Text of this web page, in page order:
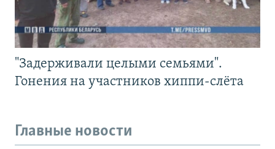
"Задерживали целыми семьями".
Гонения на участников хиппи-слёта
Главные новости